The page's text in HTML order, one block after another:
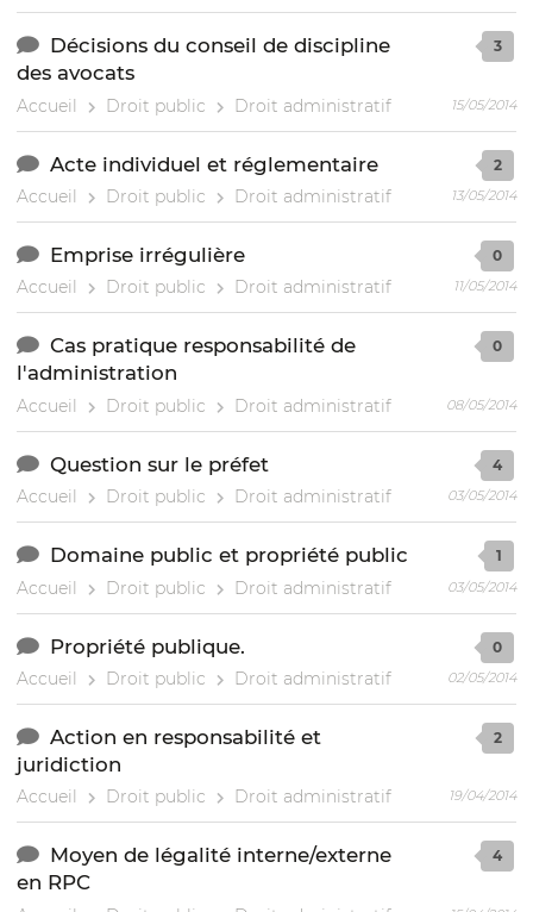
Décisions du conseil de discipline
des avocats
Accueil Droit public Droit administratif
3
15/05/2014
Acte individuel et réglementaire
Accueil Droit public Droit administratif
2
13/05/2014
Emprise irrégulière
Accueil Droit public Droit administratif
0
11/05/2014
Cas pratique responsabilité de
l'administration
Accueil Droit public Droit administratif
0
08/05/2014
Question sur le préfet
Accueil Droit public Droit administratif
4
03/05/2014
Domaine public et propriété public
Accueil Droit public Droit administratif
1
03/05/2014
Propriété publique.
Accueil Droit public Droit administratif
0
02/05/2014
Action en responsabilité et
juridiction
Accueil Droit public Droit administratif
2
19/04/2014
Moyen de légalité interne/externe
en RPC
4